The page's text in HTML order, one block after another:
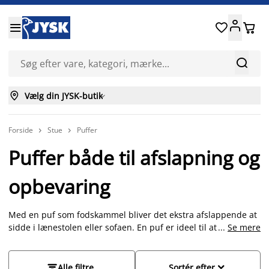


 
 Vælg din JYSK-butik
Forside  Stue  Puffer
Puffer både til afslapning og
opbevaring
Med en puf som fodskammel bliver det ekstra afslappende at
sidde i lænestolen eller sofaen. En puf er ideel til at indrette
funktioner. Udover at den giver hvile til fødderne, kan den
også bruges som en ekstra siddeplads. Nogle modeller giver
... Se mere